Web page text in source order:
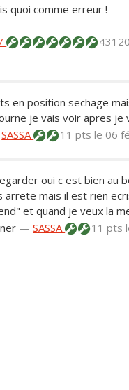
quoi comme erreur !
en position sechage
je vais voir apres je
SASSA 11 ptsle 06
oui c est bien au
arrete mais il est rien
et quand je veux la
—SASSA 11 pts